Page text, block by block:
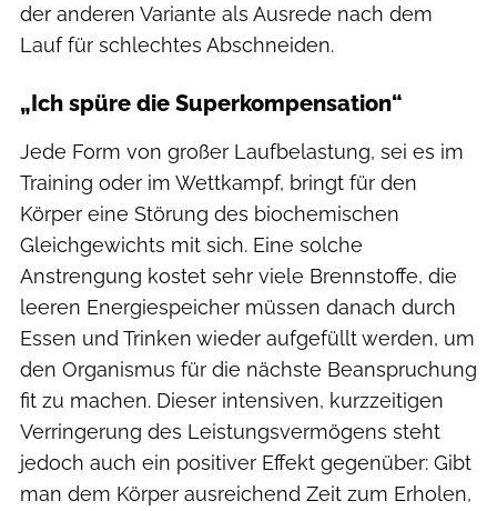
der anderen Variante als Ausrede nach dem
Lauf für schlechtes Abschneiden.
„Ich spüre die Superkompensation“
Jede Form von großer Laufbelastung, sei es im
Training oder im Wettkampf, bringt für den
Körper eine Störung des biochemischen
Gleichgewichts mit sich. Eine solche
Anstrengung kostet sehr viele Brennstoffe, die
leeren Energiespeicher müssen danach durch
Essen und Trinken wieder ­aufgefüllt werden, um
den Organismus für die nächste Beanspruchung
fit zu machen. Dieser intensiven, kurzzeitigen
Verringerung des Leistungsvermögens steht
jedoch auch ein positiver Effekt gegenüber: Gibt
man dem Körper ausreichend Zeit zum Erholen,